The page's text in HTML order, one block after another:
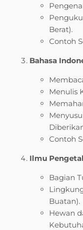
Berat).
Contoh
Bahasa
Menulis
Contoh
Ilmu
Bagian
Buatan).
Hewan